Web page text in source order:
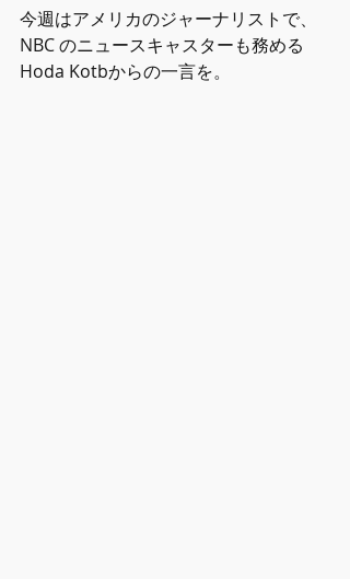
今週はアメリカのジャーナリストで、
NBC のニュースキャスターも務める
Hoda Kotbからの一言を。